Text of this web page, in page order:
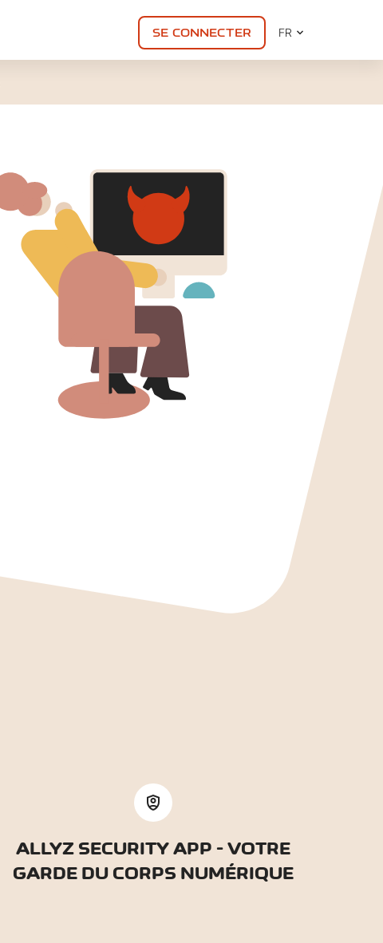
shield_person
ALLYZ SECURITY APP - VOTRE
GARDE DU CORPS NUMÉRIQUE
SE CONNECTER FR